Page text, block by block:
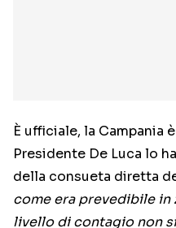
È ufficiale, la Campania
Presidente De Luca lo
della consueta diretta
come era prevedibile in
livello di contagio non